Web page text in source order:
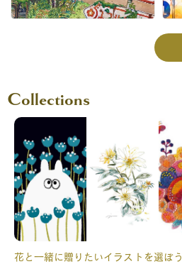
Collections
花と一緒に贈りたいイラストを選ぼう